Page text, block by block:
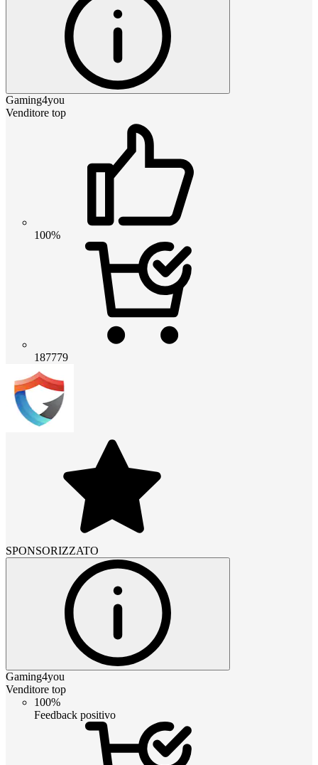
Gaming4you
Venditore top
100%
187779
SPONSORIZZATO
Gaming4you
Venditore top
100%
Feedback positivo